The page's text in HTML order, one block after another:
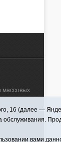
массовых
16 (далее —
обслуживания.
вами